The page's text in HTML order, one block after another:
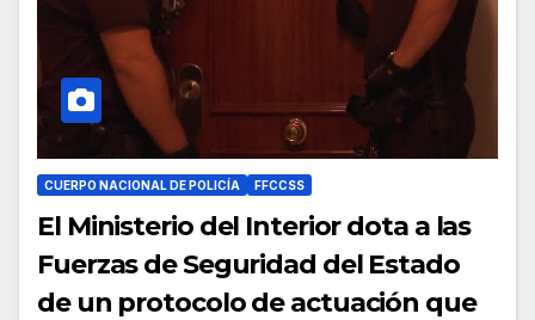
CUERPO NACIONAL DE POLICÍA FFCCSS
El Ministerio del Interior dota a las
Fuerzas de Seguridad del Estado
de un protocolo de actuación que